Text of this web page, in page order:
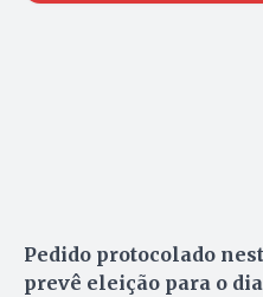
Pedido protocolado
prevê eleição para o